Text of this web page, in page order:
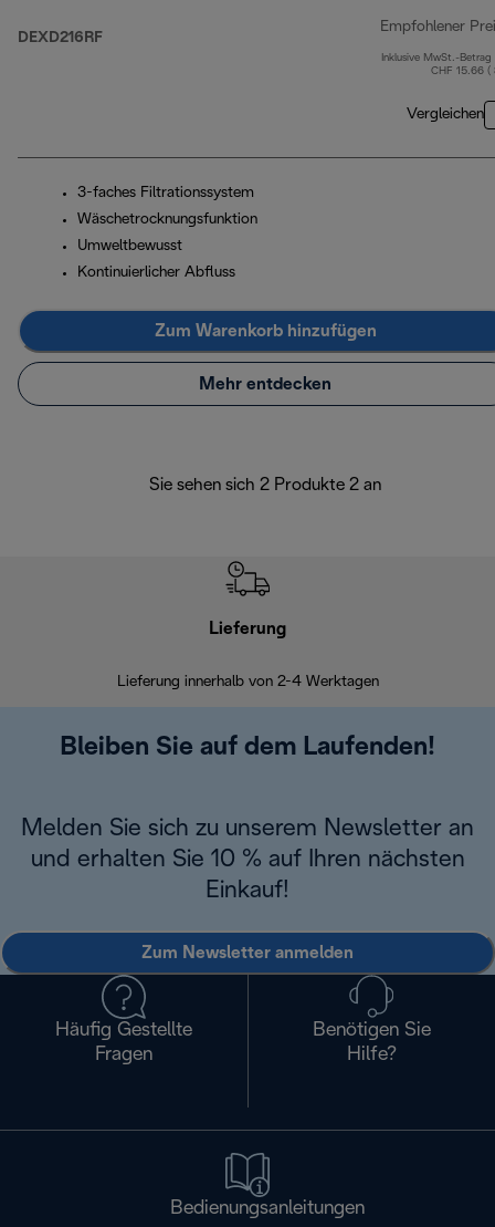
DEXD216RF
Empfohlener
Inklusive MwSt.-Betrag
CHF 15.66 (
Vergleichen
3-faches Filtrationssystem
Wäschetrocknungsfunktion
Umweltbewusst
Kontinuierlicher Abfluss
Zum Warenkorb hinzufügen
Mehr entdecken
Sie sehen sich 2 Produkte 2 an
Lieferung
Lieferung innerhalb von 2-4 Werktagen
Bleiben Sie auf dem Laufenden!
Melden Sie sich zu unserem Newsletter an
und erhalten Sie 10 % auf Ihren nächsten
Einkauf!
Zum Newsletter anmelden
Häufig Gestellte
Fragen
Benötigen Sie
Hilfe?
Bedienungsanleitungen